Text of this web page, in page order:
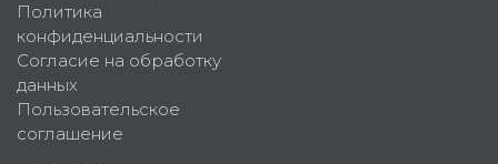
Политика
конфиденциальности
Согласие на обработку
данных
Пользовательское
соглашение